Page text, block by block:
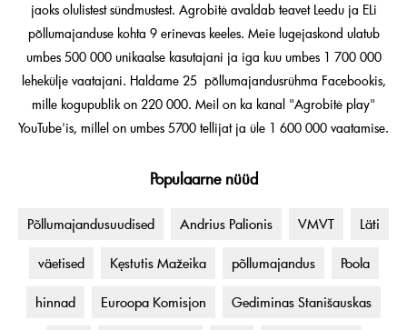
jaoks olulistest sündmustest. Agrobitė avaldab teavet Leedu ja ELi
põllumajanduse kohta 9 erinevas keeles. Meie lugejaskond ulatub
umbes 500 000 unikaalse kasutajani ja iga kuu umbes 1 700 000
lehekülje vaatajani. Haldame 25 põllumajandusrühma Facebookis,
mille kogupublik on 220 000. Meil on ka kanal "Agrobitė play"
YouTube'is, millel on umbes 5700 tellijat ja üle 1 600 000 vaatamise.
Populaarne nüüd
Põllumajandusuudised Andrius Palionis VMVT Läti
väetised Kęstutis Mažeika põllumajandus Poola
hinnad Euroopa Komisjon Gediminas Stanišauskas